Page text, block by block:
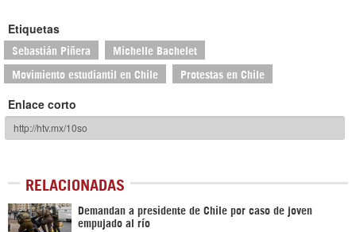
Etiquetas
Sebastián Piñera Michelle Bachelet
Movimiento estudiantil en Chile Protestas en Chile
Enlace corto
RELACIONADAS
Demandan a presidente de Chile por caso de joven
empujado al río